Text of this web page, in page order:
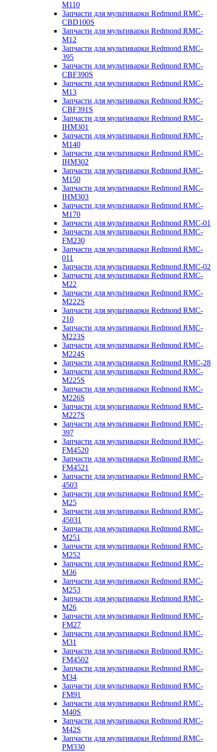
M110
Запчасти для мультиварки Redmond RMC-
CBD100S
Запчасти для мультиварки Redmond RMC-
M12
Запчасти для мультиварки Redmond RMC-
395
Запчасти для мультиварки Redmond RMC-
CBF390S
Запчасти для мультиварки Redmond RMC-
M13
Запчасти для мультиварки Redmond RMC-
CBF391S
Запчасти для мультиварки Redmond RMC-
IHM301
Запчасти для мультиварки Redmond RMC-
M140
Запчасти для мультиварки Redmond RMC-
IHM302
Запчасти для мультиварки Redmond RMC-
M150
Запчасти для мультиварки Redmond RMC-
IHM303
Запчасти для мультиварки Redmond RMC-
M170
Запчасти для мультиварки Redmond RMC-01
Запчасти для мультиварки Redmond RMC-
FM230
Запчасти для мультиварки Redmond RMC-
011
Запчасти для мультиварки Redmond RMC-02
Запчасти для мультиварки Redmond RMC-
M22
Запчасти для мультиварки Redmond RMC-
M222S
Запчасти для мультиварки Redmond RMC-
210
Запчасти для мультиварки Redmond RMC-
M223S
Запчасти для мультиварки Redmond RMC-
M224S
Запчасти для мультиварки Redmond RMC-28
Запчасти для мультиварки Redmond RMC-
M225S
Запчасти для мультиварки Redmond RMC-
M226S
Запчасти для мультиварки Redmond RMC-
M227S
Запчасти для мультиварки Redmond RMC-
397
Запчасти для мультиварки Redmond RMC-
FM4520
Запчасти для мультиварки Redmond RMC-
FM4521
Запчасти для мультиварки Redmond RMC-
4503
Запчасти для мультиварки Redmond RMC-
M25
Запчасти для мультиварки Redmond RMC-
45031
Запчасти для мультиварки Redmond RMC-
M251
Запчасти для мультиварки Redmond RMC-
M252
Запчасти для мультиварки Redmond RMC-
M36
Запчасти для мультиварки Redmond RMC-
M253
Запчасти для мультиварки Redmond RMC-
M26
Запчасти для мультиварки Redmond RMC-
FM27
Запчасти для мультиварки Redmond RMC-
M31
Запчасти для мультиварки Redmond RMC-
FM4502
Запчасти для мультиварки Redmond RMC-
M34
Запчасти для мультиварки Redmond RMC-
FM91
Запчасти для мультиварки Redmond RMC-
M40S
Запчасти для мультиварки Redmond RMC-
M42S
Запчасти для мультиварки Redmond RMC-
PM330